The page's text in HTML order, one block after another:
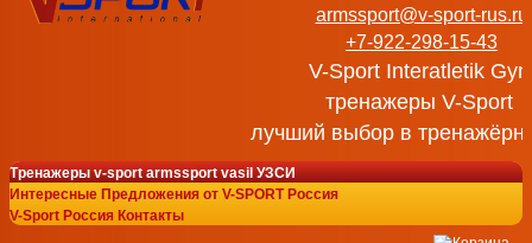
armssport@v-sport-rus.ru
+7-922-298-15-43
V-Sport Interatletik
тренажеры V-Sport
лучший выбор в
Тренажеры v-sport armssport vasil УЗСИ
Интересные Предложения от V-SPORT Россия
V-Sport Россия Контакты